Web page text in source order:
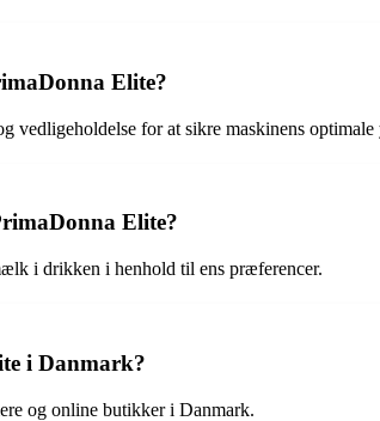
Elite?
vedligeholdelse for at sikre maskinens optimale
Elite?
i drikken i henhold til ens præferencer.
i Danmark?
og online butikker i Danmark.